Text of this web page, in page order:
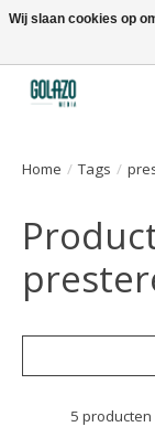
Kennispartner in
Home / Tags /
5 producten
Wij slaan cookies op